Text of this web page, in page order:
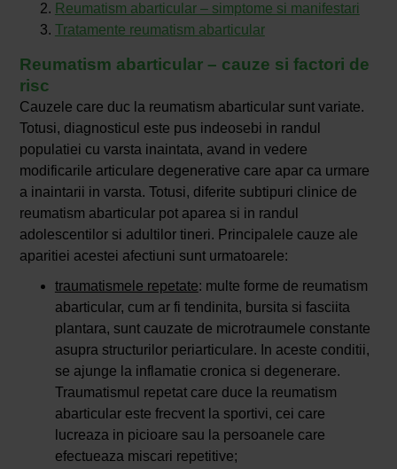
Reumatism abarticular – simptome si manifestari
Tratamente reumatism abarticular
Reumatism abarticular – cauze si factori de
risc
Cauzele care duc la reumatism abarticular sunt variate.
Totusi, diagnosticul este pus indeosebi in randul
populatiei cu varsta inaintata, avand in vedere
modificarile articulare degenerative care apar ca urmare
a inaintarii in varsta. Totusi, diferite subtipuri clinice de
reumatism abarticular pot aparea si in randul
adolescentilor si adultilor tineri. Principalele cauze ale
aparitiei acestei afectiuni sunt urmatoarele:
traumatismele repetate: multe forme de reumatism
abarticular, cum ar fi tendinita, bursita si fasciita
plantara, sunt cauzate de microtraumele constante
asupra structurilor periarticulare. In aceste conditii,
se ajunge la inflamatie cronica si degenerare.
Traumatismul repetat care duce la reumatism
abarticular este frecvent la sportivi, cei care
lucreaza in picioare sau la persoanele care
efectueaza miscari repetitive;